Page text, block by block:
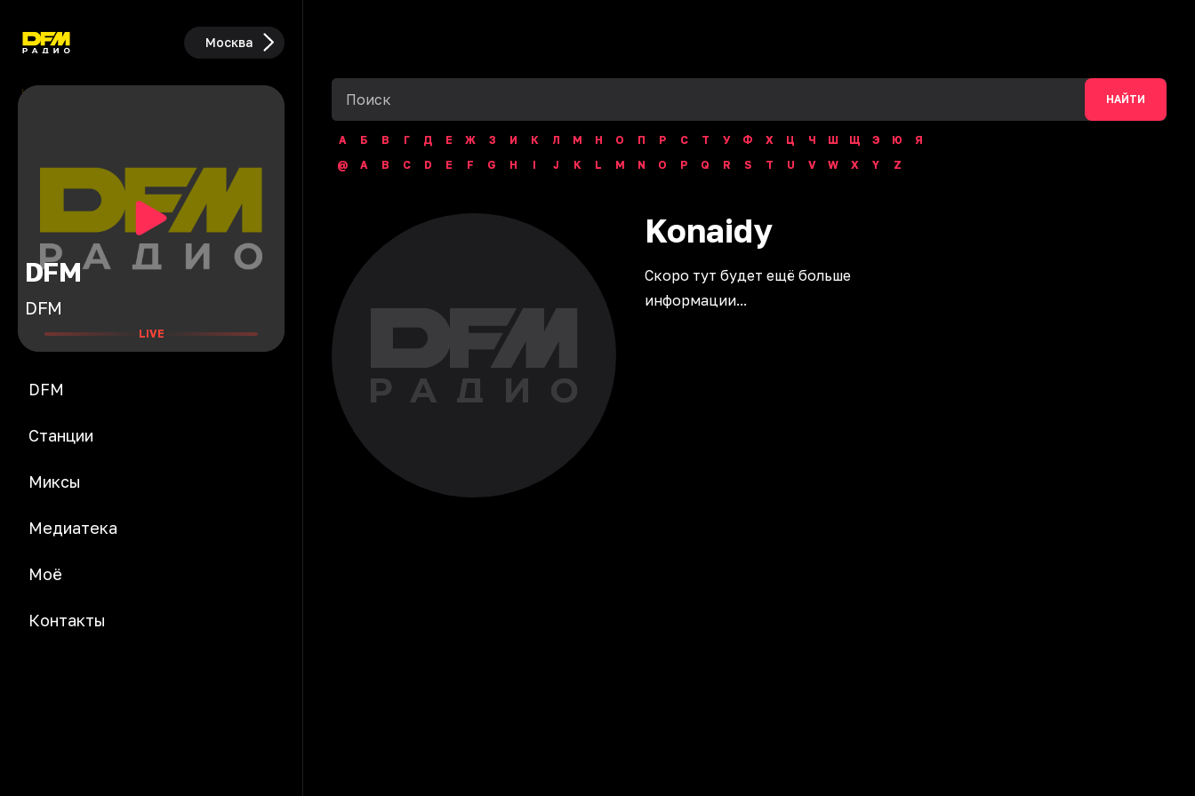
Москва
DFM
DFM
LIVE
DFM
Станции
Миксы
Медиатека
Моё
Контакты
НАЙТИ
А Б В Г Д Е Ж З И К Л М Н О П Р С Т У Ф Х Ц Ч Ш Щ Э Ю
Я
@
A B C D E F G H I J K L M N O P Q R S T U V W X Y Z
Konaidy
Скоро тут будет ещё больше
информации...